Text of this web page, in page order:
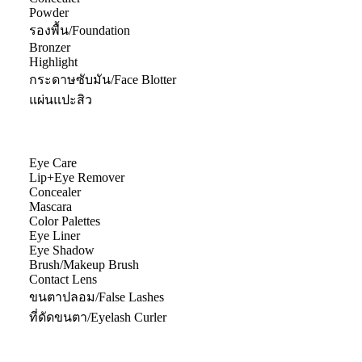
Powder
รองพื้น/Foundation
Bronzer
Highlight
กระดาษซับมัน/Face Blotter
แผ่นแปะสิว
Eye Care
Lip+Eye Remover
Concealer
Mascara
Color Palettes
Eye Liner
Eye Shadow
Brush/Makeup Brush
Contact Lens
ขนตาปลอม/False Lashes
ที่ดัดขนตา/Eyelash Curler